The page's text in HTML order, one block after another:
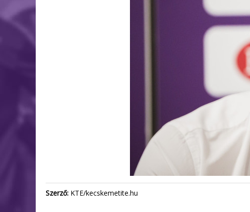
Szerző: KTE/kecskemetite.hu